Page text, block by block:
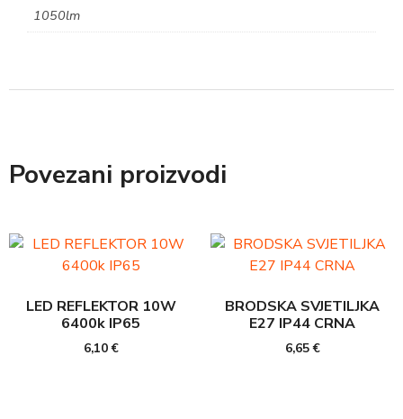
1050lm
Povezani proizvodi
LED REFLEKTOR 10W
6400k IP65
6,10€
BRODSKA SVJETILJKA
E27 IP44 CRNA
6,65€